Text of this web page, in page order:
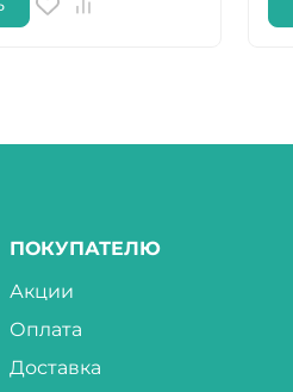
ПОКУПАТЕЛЮ
Акции
Оплата
Доставка